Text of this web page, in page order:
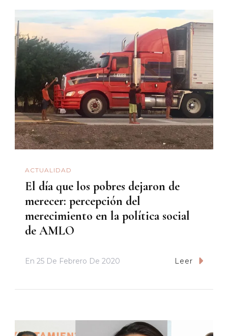
ACTUALIDAD
El día que los pobres dejaron de
merecer: percepción del
merecimiento en la política social
de AMLO
En 25 De Febrero De 2020 Leer